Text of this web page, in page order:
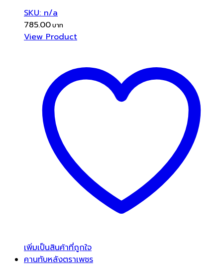
SKU: n/a
785.00
View Product
เพิ่มเป็นสินค้าที่ถูกใจ
คานทับหลังตราเพชร